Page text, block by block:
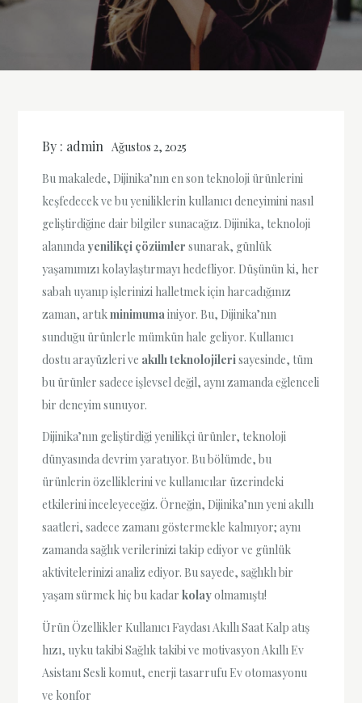
By : admin Ağustos 2, 2025
Bu makalede, Dijinika’nın en son teknoloji ürünlerini
keşfedecek ve bu yeniliklerin kullanıcı deneyimini nasıl
geliştirdiğine dair bilgiler sunacağız. Dijinika, teknoloji
alanındayenilikçi çözümler sunarak, günlük
yaşamımızı kolaylaştırmayı hedefliyor. Düşünün ki, her
sabah uyanıp işlerinizi halletmek için harcadığınız
zaman, artıkminimumainiyor. Bu, Dijinika’nın
sunduğu ürünlerle mümkün hale geliyor. Kullanıcı
dostu arayüzleri ve akıllı teknolojilerisayesinde, tüm
bu ürünler sadece işlevsel değil, aynı zamanda eğlenceli
bir deneyim sunuyor.
Dijinika’nın geliştirdiği yenilikçi ürünler, teknoloji
dünyasında devrim yaratıyor. Bu bölümde, bu
ürünlerin özelliklerini ve kullanıcılar üzerindeki
etkilerini inceleyeceğiz. Örneğin, Dijinika’nın yeni akıllı
saatleri, sadece zamanı göstermekle kalmıyor; aynı
zamanda sağlık verilerinizi takip ediyor ve günlük
aktivitelerinizi analiz ediyor. Bu sayede, sağlıklı bir
yaşam sürmek hiç bu kadarkolayolmamıştı!
Ürün Özellikler Kullanıcı Faydası Akıllı Saat Kalp atış
hızı, uyku takibi Sağlık takibi ve motivasyon Akıllı Ev
Asistanı Sesli komut, enerji tasarrufu Ev otomasyonu
ve konfor